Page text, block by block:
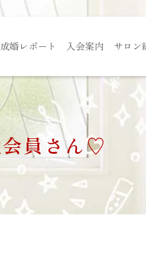
婚レポート 入会案内 サロン
員さん♡